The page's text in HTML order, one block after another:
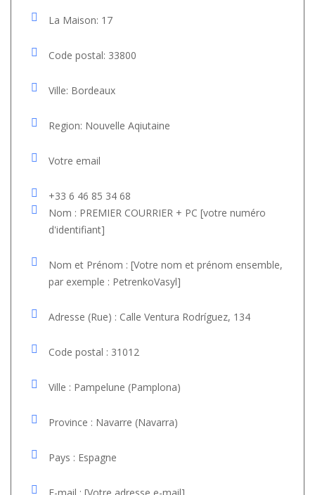
La Maison: 17
Code postal: 33800
Ville: Bordeaux
Region: Nouvelle Aqiutaine
Votre email
+33 6 46 85 34 68
Nom : PREMIER COURRIER + PC [votre numéro
d'identifiant]
Nom et Prénom : [Votre nom et prénom ensemble,
par exemple : PetrenkoVasyl]
Adresse (Rue) : Calle Ventura Rodríguez, 134
Code postal : 31012
Ville : Pampelune (Pamplona)
Province : Navarre (Navarra)
Pays : Espagne